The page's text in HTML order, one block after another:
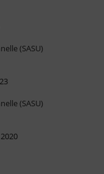
(SASU)
(SASU)